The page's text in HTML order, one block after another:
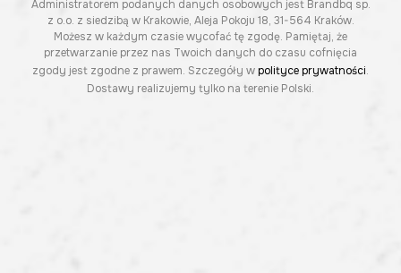
Administratorem podanych danych osobowych jest Brandbq sp.
z o.o. z siedzibą w Krakowie, Aleja Pokoju 18, 31-564 Kraków.
Możesz w każdym czasie wycofać tę zgodę. Pamiętaj, że
przetwarzanie przez nas Twoich danych do czasu cofnięcia
zgody jest zgodne z prawem. Szczegóły wpolityce prywatności.
Dostawy realizujemy tylko na terenie Polski.